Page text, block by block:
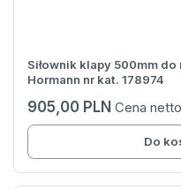
Siłownik klapy 500mm
Hormann nr kat. 178974
905,00 PLN Cena
Do